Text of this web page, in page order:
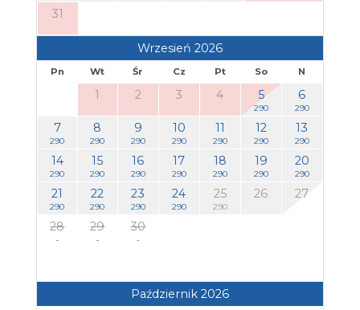
31
Wrzesień 2026
Pn Wt Śr Cz Pt So N
1 2 3 4 5
290
6
290
7
290
8
290
9
290
10
290
11
290
12
290
13
290
14
290
15
290
16
290
17
290
18
290
19
290
20
290
21
290
22
290
23
290
24
290
25
290
26 27
28 29 30
Październik 2026